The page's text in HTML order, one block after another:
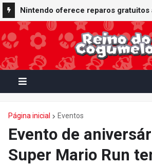
Nintendo oferece reparos gratuitos
do terremoto de Kumamoto e doa
de ienes à Cruz Vermelha
Página inicial Eventos
Evento de
Super Mario Run